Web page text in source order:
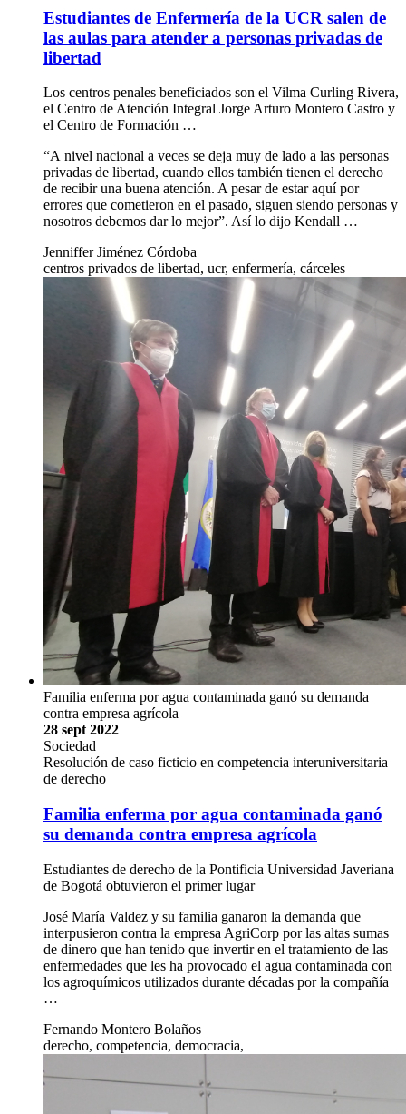
Estudiantes de Enfermería de la UCR salen de
las aulas para atender a personas privadas de
libertad
Los centros penales beneficiados son el Vilma Curling Rivera,
el Centro de Atención Integral Jorge Arturo Montero Castro y
el Centro de Formación …
“A nivel nacional a veces se deja muy de lado a las personas
privadas de libertad, cuando ellos también tienen el derecho
de recibir una buena atención. A pesar de estar aquí por
errores que cometieron en el pasado, siguen siendo personas y
nosotros debemos dar lo mejor”. Así lo dijo Kendall …
Jenniffer Jiménez Córdoba
centros privados de libertad, ucr, enfermería, cárceles
Familia enferma por agua contaminada ganó su demanda
contra empresa agrícola
28 sept 2022
Sociedad
Resolución de caso ficticio en competencia interuniversitaria
de derecho
Familia enferma por agua contaminada ganó
su demanda contra empresa agrícola
Estudiantes de derecho de la Pontificia Universidad Javeriana
de Bogotá obtuvieron el primer lugar
José María Valdez y su familia ganaron la demanda que
interpusieron contra la empresa AgriCorp por las altas sumas
de dinero que han tenido que invertir en el tratamiento de las
enfermedades que les ha provocado el agua contaminada con
los agroquímicos utilizados durante décadas por la compañía
…
Fernando Montero Bolaños
derecho, competencia, democracia,